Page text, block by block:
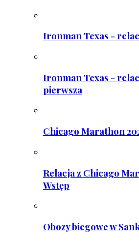
Ironman Texas -
Ironman Texas -
pierwsza
Chicago Marathon
Relacja z Chicago
Wstęp
Obozy biegowe w